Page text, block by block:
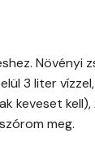
Növényi
3 liter
keveset
meg.